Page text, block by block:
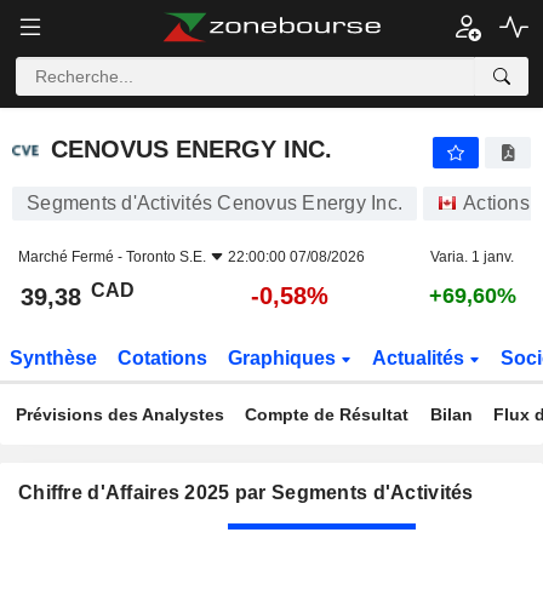
CENOVUS ENERGY INC.
CENOVUS ENERGY INC.
Segments d'Activités Cenovus Energy Inc. Actions
Marché Fermé - Toronto S.E. 22:00:00 07/08/2026 Varia. 1 janv.
39,38 CAD -0,58% +69,60%
Synthèse Cotations Graphiques Actualités
Prévisions des Analystes Compte de Résultat Bilan Flux
Chiffre d'Affaires 2025 par Segments d'Activités